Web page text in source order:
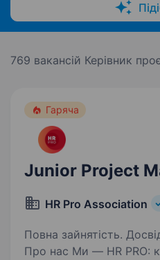
769 вакансій Керівник
Гаряча
Junior Project
HR Pro Association
Повна зайнятість.
Про нас Ми — HR PRO: